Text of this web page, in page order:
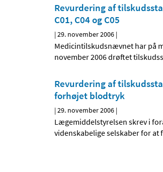
Revurdering af
C01, C04 og C05
|29. november 2006 |
Medicintilskudsnævnet har på
november 2006 drøftet
Revurdering af
forhøjet blodtryk
|29. november 2006 |
Lægemiddelstyrelsen skrev i
videnskabelige selskaber for